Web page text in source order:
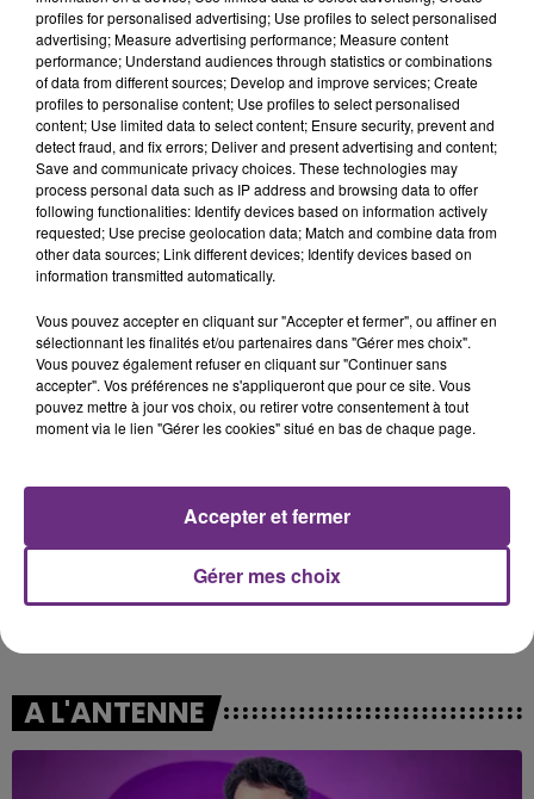
19h28
19h28
BB BRUNES
19h25
19h25
Me
19h21
19h21
NELLY FURTADO
19h18
19h18
MYLES SMITH & NIALL HORAN
A L'ANTENNE
profiles for personalised advertising; Use profiles to select personalised
advertising; Measure advertising performance; Measure content
performance; Understand audiences through statistics or combinations
of data from different sources; Develop and improve services; Create
profiles to personalise content; Use profiles to select personalised
content; Use limited data to select content; Ensure security, prevent and
detect fraud, and fix errors; Deliver and present advertising and content;
Save and communicate privacy choices. These technologies may
process personal data such as IP address and browsing data to offer
following functionalities: Identify devices based on information actively
requested; Use precise geolocation data; Match and combine data from
other data sources; Link different devices; Identify devices based on
information transmitted automatically.
Vous pouvez accepter en cliquant sur "Accepter et fermer", ou affiner en
sélectionnant les finalités et/ou partenaires dans "Gérer mes choix".
Vous pouvez également refuser en cliquant sur "Continuer sans
accepter". Vos préférences ne s'appliqueront que pour ce site. Vous
pouvez mettre à jour vos choix, ou retirer votre consentement à tout
moment via le lien "Gérer les cookies" situé en bas de chaque page.
Gérer mes choix
Accepter et fermer